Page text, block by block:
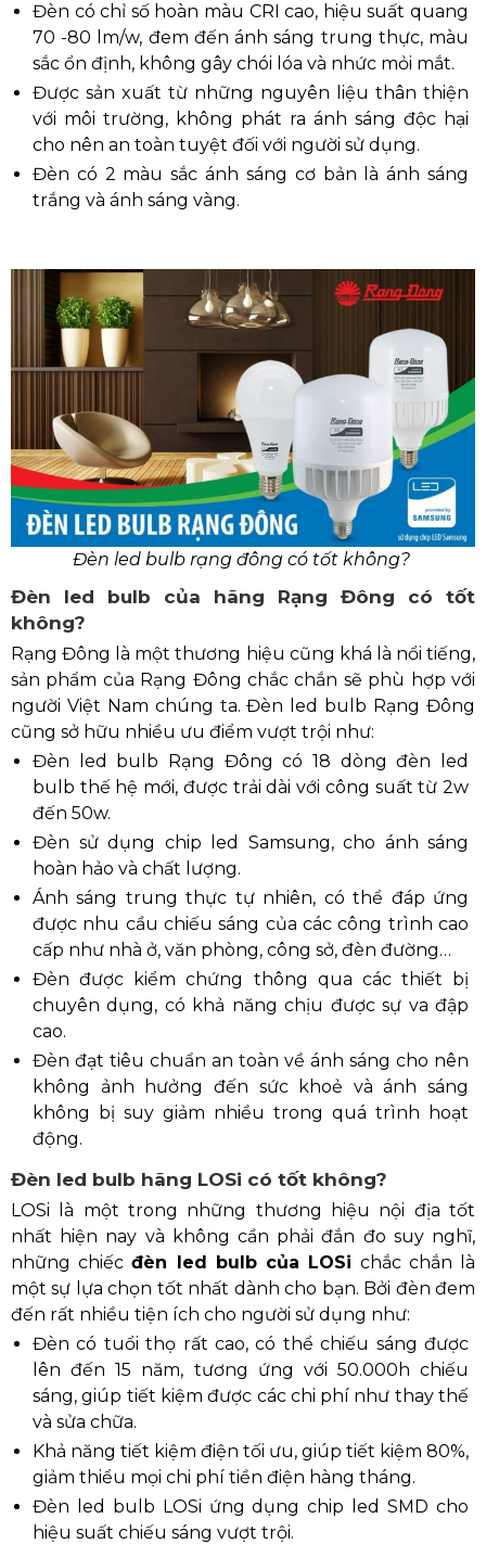
Đèn có chỉ số hoàn màu CRI cao, hiệu suất quang
70 -80 lm/w, đem đến ánh sáng trung thực, màu
sắc ổn định, không gây chói lóa và nhức mỏi mắt.
Được sản xuất từ những nguyên liệu thân thiện
với môi trường, không phát ra ánh sáng độc hại
cho nên an toàn tuyệt đối với người sử dụng.
Đèn có 2 màu sắc ánh sáng cơ bản là ánh sáng
trắng và ánh sáng vàng.
Đèn led bulb rạng đông có tốt không?
Đèn led bulb của hãng Rạng Đông có tốt
không?
Rạng Đông là một thương hiệu cũng khá là nổi tiếng,
sản phẩm của Rạng Đông chắc chắn sẽ phù hợp với
người Việt Nam chúng ta. Đèn led bulb Rạng Đông
cũng sở hữu nhiều ưu điểm vượt trội như:
Đèn led bulb Rạng Đông có 18 dòng đèn led
bulb thế hệ mới, được trải dài với công suất từ 2w
đến 50w.
Đèn sử dụng chip led Samsung, cho ánh sáng
hoàn hảo và chất lượng.
Ánh sáng trung thực tự nhiên, có thể đáp ứng
được nhu cầu chiếu sáng của các công trình cao
cấp như nhà ở, văn phòng, công sở, đèn đường…
Đèn được kiểm chứng thông qua các thiết bị
chuyên dụng, có khả năng chịu được sự va đập
cao.
Đèn đạt tiêu chuẩn an toàn về ánh sáng cho nên
không ảnh hưởng đến sức khoẻ và ánh sáng
không bị suy giảm nhiều trong quá trình hoạt
động.
Đèn led bulb hãng LOSi có tốt không?
LOSi là một trong những thương hiệu nội địa tốt
nhất hiện nay và không cần phải đắn đo suy nghĩ,
những chiếcđèn led bulb của LOSi chắc chắn là
một sự lựa chọn tốt nhất dành cho bạn. Bởi đèn đem
đến rất nhiều tiện ích cho người sử dụng như:
Đèn có tuổi thọ rất cao, có thể chiếu sáng được
lên đến 15 năm, tương ứng với 50.000h chiếu
sáng, giúp tiết kiệm được các chi phí như thay thế
và sửa chữa.
Khả năng tiết kiệm điện tối ưu, giúp tiết kiệm 80%,
giảm thiểu mọi chi phí tiền điện hàng tháng.
Đèn led bulb LOSi ứng dụng chip led SMD cho
hiệu suất chiếu sáng vượt trội.